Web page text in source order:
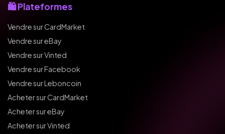
🛍️ Plateformes
Vendre sur CardMarket
Vendre sur eBay
Vendre sur Vinted
Vendre sur Facebook
Vendre sur Leboncoin
Acheter sur CardMarket
Acheter sur eBay
Acheter sur Vinted